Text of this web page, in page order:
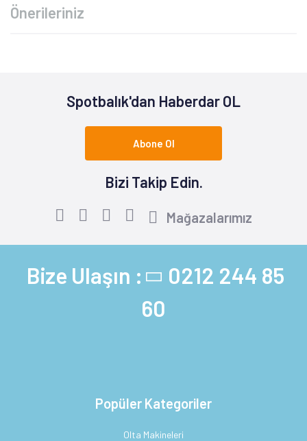
Önerileriniz
Spotbalık'dan Haberdar OL
Abone Ol
Bizi Takip Edin.
Mağazalarımız
Bize Ulaşın : 0212 244 85
60
Popüler Kategoriler
Olta Makineleri